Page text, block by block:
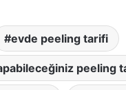
evde peeling tarifi
peeling